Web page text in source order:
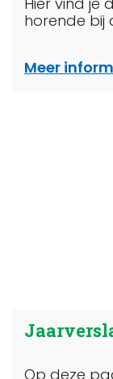
horende bij
Meer
Op deze